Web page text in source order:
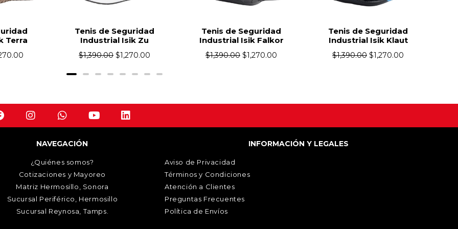
de Seguridad
Isik Zu
Tenis de Seguridad
Industrial Isik Falkor
$1,390.00
Tenis de Seguridad
Industrial Isik Klaut
$1,390.00
Tenis de Seguridad
Industrial Isik TT
$1,390.00
NAVEGACIÓN
¿Quiénes somos?
Cotizaciones y Mayoreo
Matriz Hermosillo, Sonora
Sucursal Periférico, Hermosillo
Sucursal Reynosa, Tamps.
INFORMACIÓN Y LEGALES
Aviso de Privacidad
Términos y Condiciones
Atención a Clientes
Preguntas Frecuentes
Política de Envíos